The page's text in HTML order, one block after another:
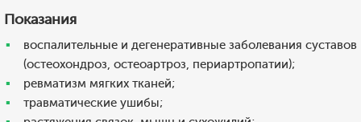
Показания
воспалительные и дегенеративные заболевания суставов
(остеохондроз, остеоартроз, периартропатии);
ревматизм мягких тканей;
травматические ушибы;